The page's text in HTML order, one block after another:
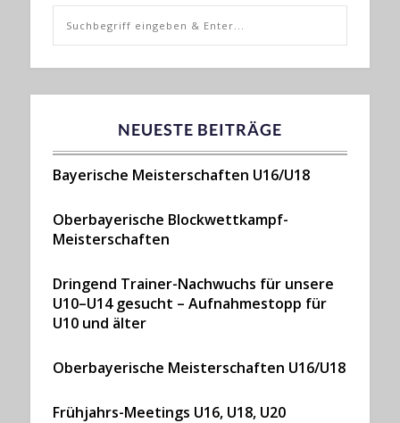
NEUESTE BEITRÄGE
Bayerische Meisterschaften U16/U18
Oberbayerische Blockwettkampf-
Meisterschaften
Dringend Trainer-Nachwuchs für unsere
U10–U14 gesucht – Aufnahmestopp für
U10 und älter
Oberbayerische Meisterschaften U16/U18
Frühjahrs-Meetings U16, U18, U20